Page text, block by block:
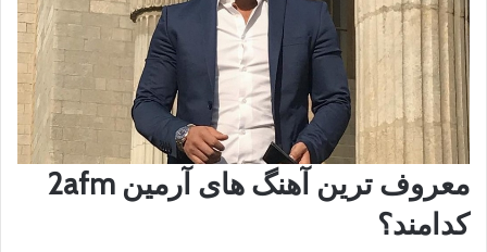
معروف ترین آهنگ های آرمین 2afm
کدامند؟